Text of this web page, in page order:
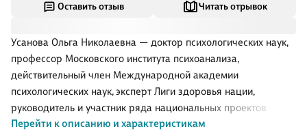
Оставить отзыв Читать отрывок
Усанова Ольга Николаевна — доктор психологических наук,
профессор Московского института психоанализа,
действительный член Международной академии
психологических наук, эксперт Лиги здоровья нации,
руководитель и участник ряда национальных проектов
России в области здоровья нации. Специальная психология
Перейти к описанию и характеристикам